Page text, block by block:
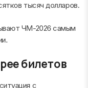
тысяч долларов.
ЧМ-2026 самым
билетов
с